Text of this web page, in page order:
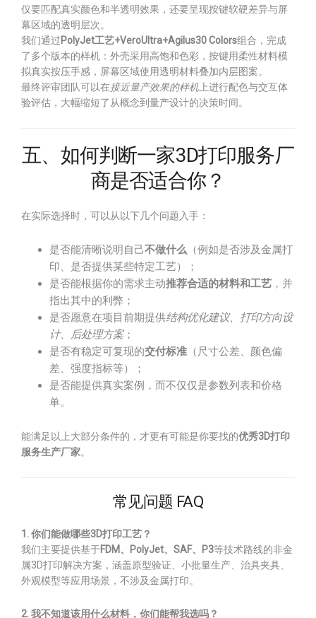
仅要匹配真实颜色和半透明效果，还要呈现按键软硬差异与屏
幕区域的透明层次。
我们通过PolyJet工艺+VeroUltra+Agilus30 Colors组合，完成
了多个版本的样机：外壳采用高饱和色彩，按键用柔性材料模
拟真实按压手感，屏幕区域使用透明材料叠加内层图案。
最终评审团队可以在接近量产效果的样机 上进行配色与交互体
验评估，大幅缩短了从概念到量产设计的决策时间。
五、如何判断一家3D打印服务厂
商是否适合你？
在实际选择时，可以从以下几个问题入手：
是否能清晰说明自己不做什么 （例如是否涉及金属打
印、是否提供某些特定工艺）；
是否能根据你的需求主动推荐合适的材料和工艺 ，并
指出其中的利弊；
是否愿意在项目前期提供结构优化建议、打印方向设
计、后处理方案；
是否有稳定可复现的交付标准 （尺寸公差、颜色偏
差、强度指标等）；
是否能提供真实案例，而不仅仅是参数列表和价格
单。
能满足以上大部分条件的，才更有可能是你要找的优秀3D打印
服务生产厂家。
常见问题 FAQ
1. 你们能做哪些3D打印工艺？
我们主要提供基于FDM、PolyJet、SAF、P3等技术路线的非金
属3D打印解决方案，涵盖原型验证、小批量生产、治具夹具、
外观模型等应用场景，不涉及金属打印。
2. 我不知道该用什么材料，你们能帮我选吗？